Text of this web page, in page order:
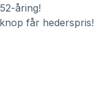
åring!
får hederspris!